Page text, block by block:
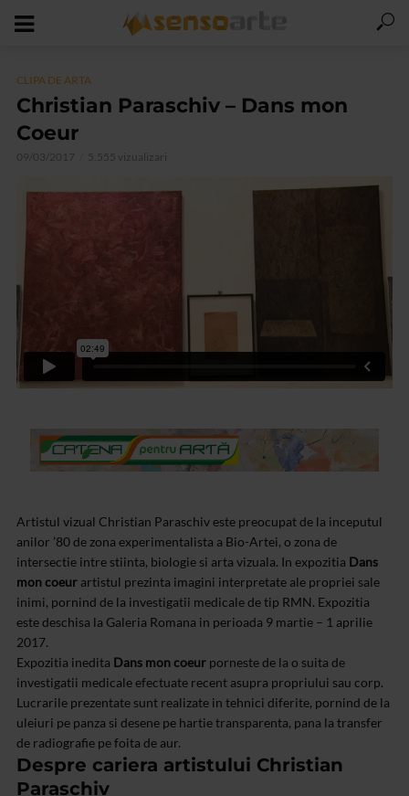
CLIPA DE ARTA
Christian Paraschiv – Dans mon
Coeur
09/03/2017 5.555 vizualizari
Artistul vizual Christian Paraschiv este preocupat de la inceputul
anilor ’80 de zona experimentalista a Bio-Artei, o zona de
intersectie intre stiinta, biologie si arta vizuala. In expozitia Dans
mon coeur artistul prezinta imagini interpretate ale propriei sale
inimi, pornind de la investigatii medicale de tip RMN. Expozitia
este deschisa la Galeria Romana in perioada 9 martie – 1 aprilie
2017.
Expozitia inedita Dans mon coeur porneste de la o suita de
investigatii medicale efectuate recent asupra propriului sau corp.
Lucrarile prezentate sunt realizate in tehnici diferite, pornind de la
uleiuri pe panza si desene pe hartie transparenta, pana la transfer
de radiografie pe foita de aur.
Despre cariera artistului Christian
Paraschiv